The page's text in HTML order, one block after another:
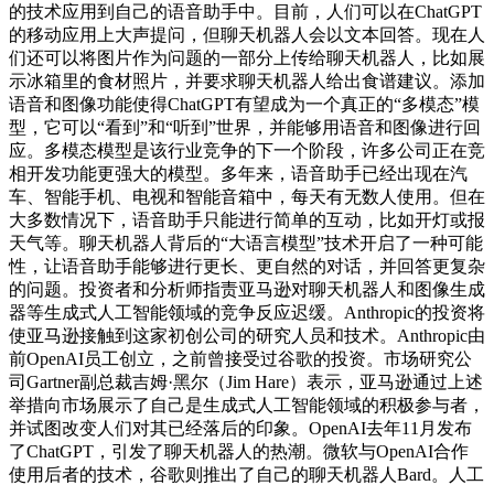
的技术应用到自己的语音助手中。目前，人们可以在ChatGPT
的移动应用上大声提问，但聊天机器人会以文本回答。现在人
们还可以将图片作为问题的一部分上传给聊天机器人，比如展
示冰箱里的食材照片，并要求聊天机器人给出食谱建议。添加
语音和图像功能使得ChatGPT有望成为一个真正的“多模态”模
型，它可以“看到”和“听到”世界，并能够用语音和图像进行回
应。多模态模型是该行业竞争的下一个阶段，许多公司正在竞
相开发功能更强大的模型。多年来，语音助手已经出现在汽
车、智能手机、电视和智能音箱中，每天有无数人使用。但在
大多数情况下，语音助手只能进行简单的互动，比如开灯或报
天气等。聊天机器人背后的“大语言模型”技术开启了一种可能
性，让语音助手能够进行更长、更自然的对话，并回答更复杂
的问题。投资者和分析师指责亚马逊对聊天机器人和图像生成
器等生成式人工智能领域的竞争反应迟缓。Anthropic的投资将
使亚马逊接触到这家初创公司的研究人员和技术。Anthropic由
前OpenAI员工创立，之前曾接受过谷歌的投资。市场研究公
司Gartner副总裁吉姆·黑尔（Jim Hare）表示，亚马逊通过上述
举措向市场展示了自己是生成式人工智能领域的积极参与者，
并试图改变人们对其已经落后的印象。OpenAI去年11月发布
了ChatGPT，引发了聊天机器人的热潮。微软与OpenAI合作
使用后者的技术，谷歌则推出了自己的聊天机器人Bard。人工